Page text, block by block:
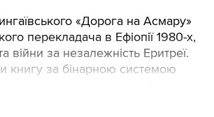
«Дорога на Асмару»
перекладача в Ефіопії 1980-х,
війни за незалежність Еритреї.
книгу за бінарною системою
поєднати два